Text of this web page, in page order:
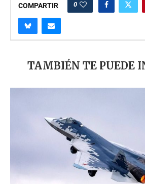
COMPARTIR 0
TAMBIÉN TE PUEDE